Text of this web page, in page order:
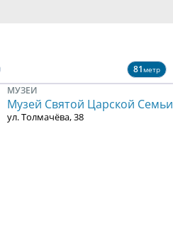
81метр
МУЗЕИ
Музей Святой Царской Семьи
ул. Толмачёва, 38